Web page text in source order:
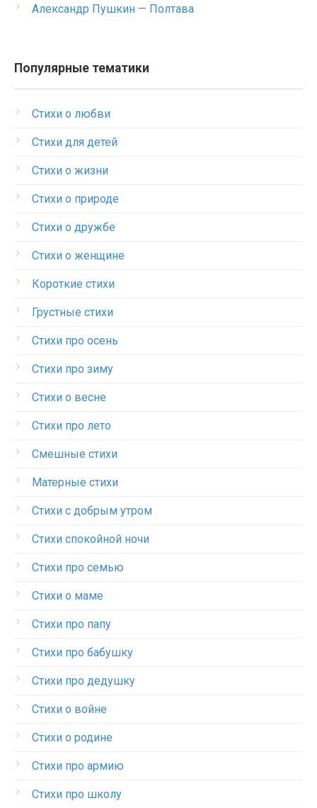
Александр Пушкин — Полтава
Популярные тематики
Стихи о любви
Стихи для детей
Стихи о жизни
Стихи о природе
Стихи о дружбе
Стихи о женщине
Короткие стихи
Грустные стихи
Стихи про осень
Стихи про зиму
Стихи о весне
Стихи про лето
Смешные стихи
Матерные стихи
Стихи с добрым утром
Стихи спокойной ночи
Стихи про семью
Стихи о маме
Стихи про папу
Стихи про бабушку
Стихи про дедушку
Стихи о войне
Стихи о родине
Стихи про армию
Стихи про школу